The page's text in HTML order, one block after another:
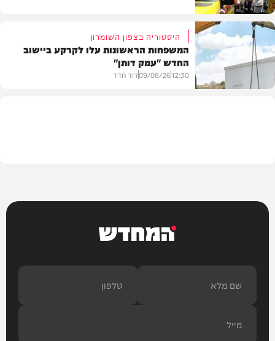
חדשות
היסטוריה בצפון השומרון
המשפחות הראשונות עלו לקרקע ביישוב
החדש "עמק דותן"
12:30
09/08/26דוד חדד
המחדש